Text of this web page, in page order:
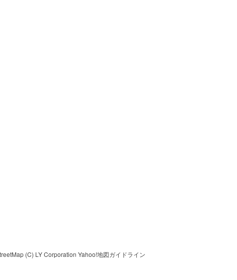
(C) LY Corporation Yahoo!地図ガイドライン